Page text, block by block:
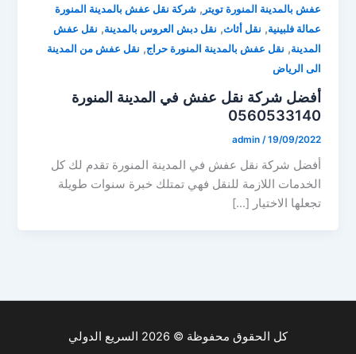
عفش بالمدينة المنورة تويتر ,شركة نقل عفش بالمدينة المنورة
عمالة فلبينية, نقل أثاث, نقل دبش العروس بالمدينة, نقل عفش
المدينة, نقل عفش بالمدينة المنورة حراج, نقل عفش من المدينة
الى الرياض
أفضل شركة نقل عفش في المدينة المنورة
0560533140
admin /19/09/2022
أفضل شركة نقل عفش في المدينة المنورة تقدم لك كل
الخدمات اللازمة للنقل فهي تمتلك خبرة سنوات طويلة
تجعلها الاختيار […]
كل الحقوق محفوظة © 2026 السريع الدولي